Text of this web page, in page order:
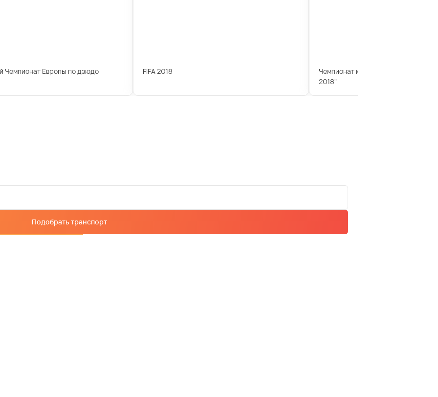
Чемпионат Европы по дзюдо FIFA 2018
Чемпионат мира по дзюдо
2018"
Подобрать транспорт